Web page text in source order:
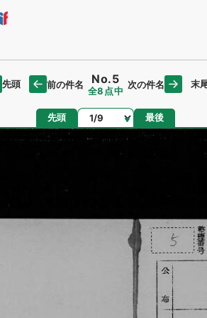
先頭 前の件名 No.5
全8点中
次の件名 末
先頭 ページ 最後